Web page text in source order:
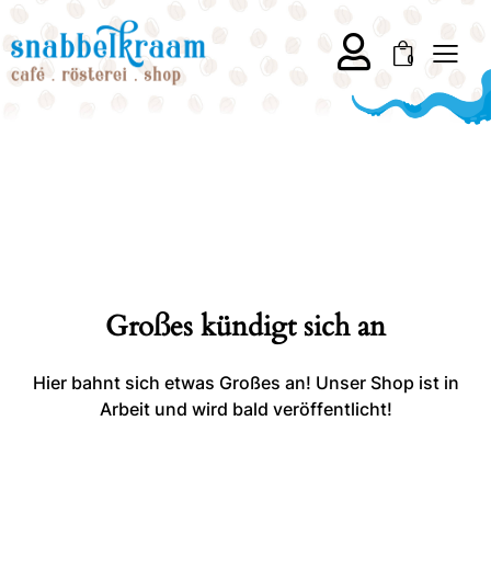
0
Großes kündigt sich an
Hier bahnt sich etwas Großes an! Unser Shop ist in
Arbeit und wird bald veröffentlicht!